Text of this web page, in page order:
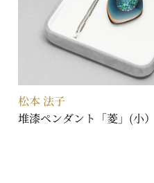
松本 法子
堆漆ペンダント「菱」(小）